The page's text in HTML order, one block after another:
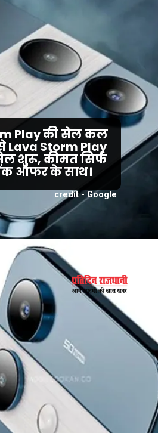
credit - Google
Play की सेल कल
Lava Storm Play
शुरू, कीमत सिर्फ
ऑफर के साथ।